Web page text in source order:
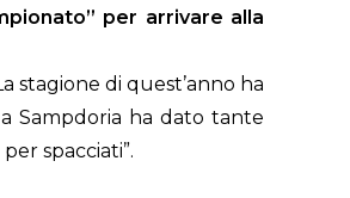
per arrivare alla
stagione di quest’anno ha
Sampdoria ha dato tante
spacciati”.